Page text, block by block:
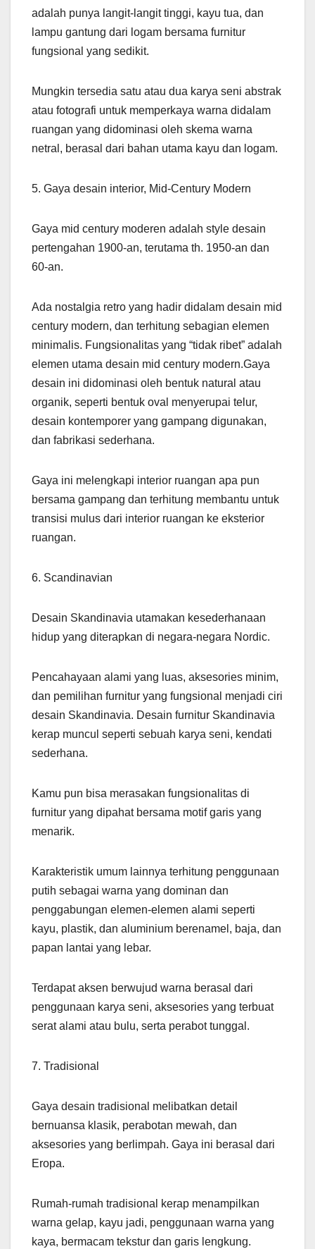
adalah punya langit-langit tinggi, kayu tua, dan
lampu gantung dari logam bersama furnitur
fungsional yang sedikit.
Mungkin tersedia satu atau dua karya seni abstrak
atau fotografi untuk memperkaya warna didalam
ruangan yang didominasi oleh skema warna
netral, berasal dari bahan utama kayu dan logam.
5. Gaya desain interior, Mid-Century Modern
Gaya mid century moderen adalah style desain
pertengahan 1900-an, terutama th. 1950-an dan
60-an.
Ada nostalgia retro yang hadir didalam desain mid
century modern, dan terhitung sebagian elemen
minimalis. Fungsionalitas yang “tidak ribet” adalah
elemen utama desain mid century modern.Gaya
desain ini didominasi oleh bentuk natural atau
organik, seperti bentuk oval menyerupai telur,
desain kontemporer yang gampang digunakan,
dan fabrikasi sederhana.
Gaya ini melengkapi interior ruangan apa pun
bersama gampang dan terhitung membantu untuk
transisi mulus dari interior ruangan ke eksterior
ruangan.
6. Scandinavian
Desain Skandinavia utamakan kesederhanaan
hidup yang diterapkan di negara-negara Nordic.
Pencahayaan alami yang luas, aksesories minim,
dan pemilihan furnitur yang fungsional menjadi ciri
desain Skandinavia. Desain furnitur Skandinavia
kerap muncul seperti sebuah karya seni, kendati
sederhana.
Kamu pun bisa merasakan fungsionalitas di
furnitur yang dipahat bersama motif garis yang
menarik.
Karakteristik umum lainnya terhitung penggunaan
putih sebagai warna yang dominan dan
penggabungan elemen-elemen alami seperti
kayu, plastik, dan aluminium berenamel, baja, dan
papan lantai yang lebar.
Terdapat aksen berwujud warna berasal dari
penggunaan karya seni, aksesories yang terbuat
serat alami atau bulu, serta perabot tunggal.
7. Tradisional
Gaya desain tradisional melibatkan detail
bernuansa klasik, perabotan mewah, dan
aksesories yang berlimpah. Gaya ini berasal dari
Eropa.
Rumah-rumah tradisional kerap menampilkan
warna gelap, kayu jadi, penggunaan warna yang
kaya, bermacam tekstur dan garis lengkung.